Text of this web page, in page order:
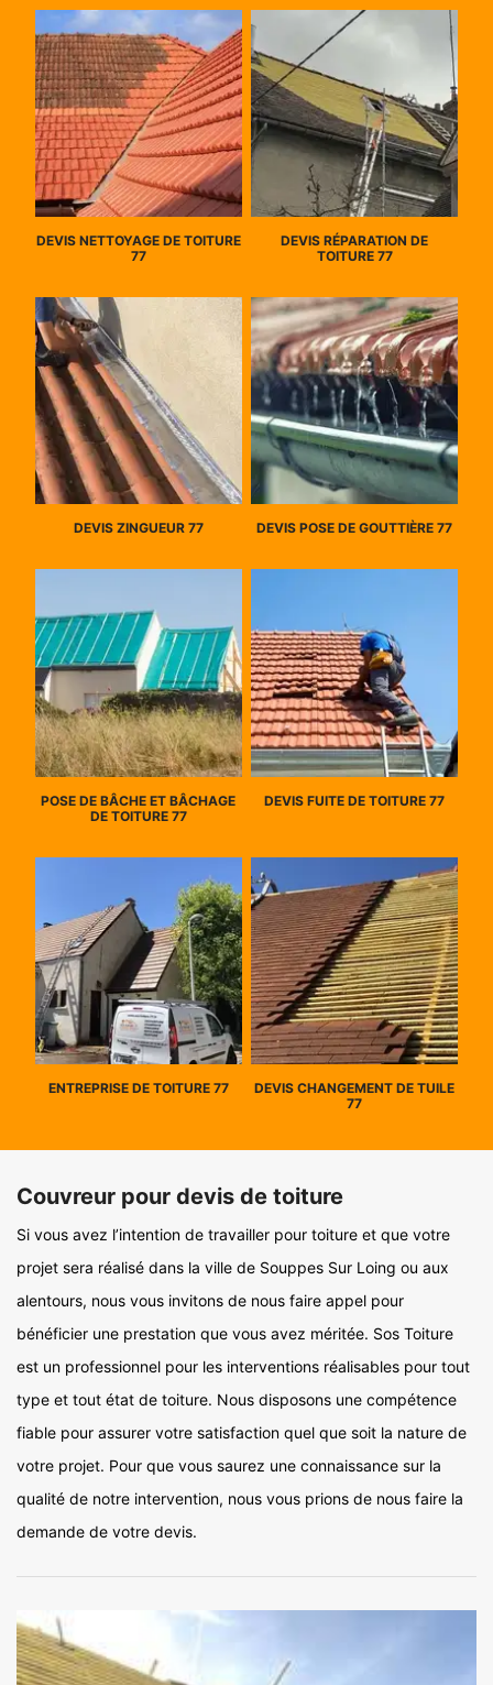
DEVIS NETTOYAGE DE TOITURE
77
DEVIS RÉPARATION DE
TOITURE 77
DEVIS ZINGUEUR 77 DEVIS POSE DE GOUTTIÈRE 77
POSE DE BÂCHE ET BÂCHAGE
DE TOITURE 77
DEVIS FUITE DE TOITURE 77
ENTREPRISE DE TOITURE 77
DEVIS CHANGEMENT DE TUILE
77
Couvreur pour devis de toiture
Si vous avez l’intention de travailler pour toiture et que votre
projet sera réalisé dans la ville de Souppes Sur Loing ou aux
alentours, nous vous invitons de nous faire appel pour
bénéficier une prestation que vous avez méritée. Sos Toiture
est un professionnel pour les interventions réalisables pour tout
type et tout état de toiture. Nous disposons une compétence
fiable pour assurer votre satisfaction quel que soit la nature de
votre projet. Pour que vous saurez une connaissance sur la
qualité de notre intervention, nous vous prions de nous faire la
demande de votre devis.